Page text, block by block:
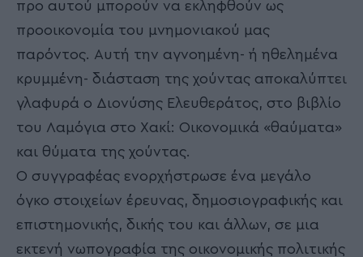
προ αυτού μπορούν να εκληφθούν ως
προοικονομία του μνημονιακού μας
παρόντος. Αυτή την αγνοημένη- ή ηθελημένα
κρυμμένη- διάσταση της χούντας αποκαλύπτει
γλαφυρά ο Διονύσης Ελευθεράτος, στο βιβλίο
του Λαμόγια στο Χακί: Οικονομικά «θαύματα»
και θύματα της χούντας.
Ο συγγραφέας ενορχήστρωσε ένα μεγάλο
όγκο στοιχείων έρευνας, δημοσιογραφικής και
επιστημονικής, δικής του και άλλων, σε μια
εκτενή νωπογραφία της οικονομικής πολιτικής